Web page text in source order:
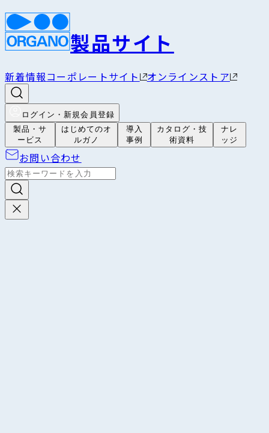
製品サイト
新着情報コーポレートサイト オンラインストア
ログイン・新規会員登録
製品・サ
ービス
はじめてのオ
ルガノ
導入
事例
カタログ・技
術資料
ナレ
ッジ
お問い合わせ